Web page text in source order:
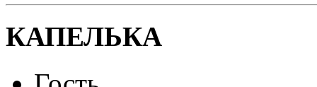
КАПЕЛЬКА